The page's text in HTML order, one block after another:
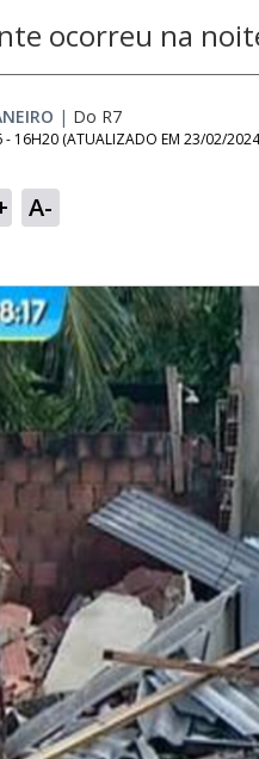
ocorreu na
| Do R7
- 16H20 (ATUALIZADO EM 23/02/
A-